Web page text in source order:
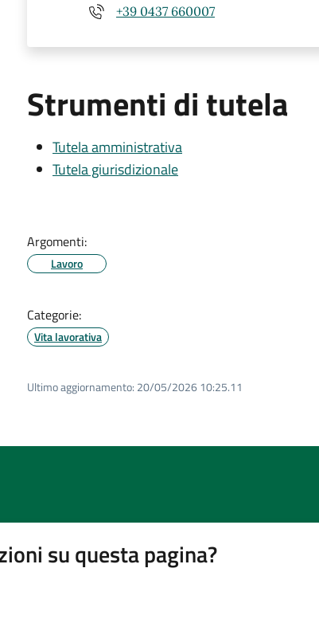
+39 0437 660007
Strumenti di tutela
Tutela amministrativa
Tutela giurisdizionale
Argomenti:
Lavoro
Categorie:
Vita lavorativa
Ultimo aggiornamento: 20/05/2026 10:25.11
su questa pagina?